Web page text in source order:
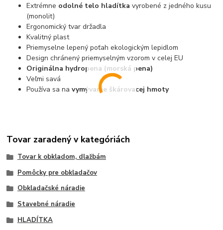
Extrémne odolné telo hladítka vyrobené z jedného kusu
(monolit)
Ergonomický tvar držadla
Kvalitný plast
Priemyselne lepený poťah ekologickým lepidlom
Design chránený priemyselným vzorom v celej EU
Originálna hydropena (morská pena)
Veľmi savá
Používa sa navymývanie škárovacej hmoty
Tovar zaradený v kategóriách
Tovar k obkladom, dlažbám
Pomôcky pre obkladačov
Obkladačské náradie
Stavebné náradie
HLADÍTKA